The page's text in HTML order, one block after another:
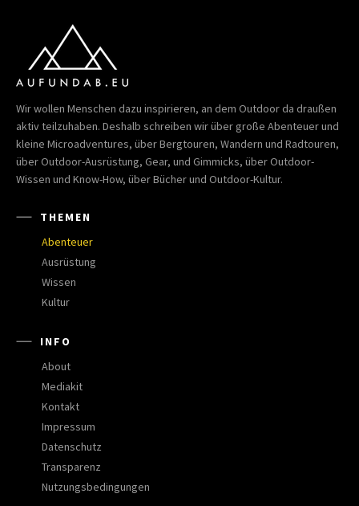
Wir wollen Menschen dazu inspirieren, an dem Outdoor da draußen
aktiv teilzuhaben. Deshalb schreiben wir über große Abenteuer und
kleine Microadventures, über Bergtouren, Wandern und Radtouren,
über Outdoor-Ausrüstung, Gear, und Gimmicks, über Outdoor-
Wissen und Know-How, über Bücher und Outdoor-Kultur.
THEMEN
Abenteuer
Ausrüstung
Wissen
Kultur
INFO
About
Mediakit
Kontakt
Impressum
Datenschutz
Transparenz
Nutzungsbedingungen